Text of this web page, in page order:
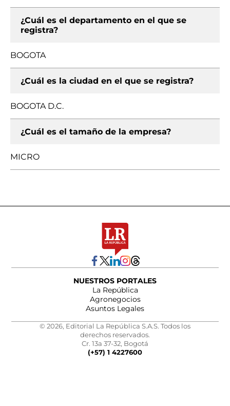
¿Cuál es el departamento en el que se
registra?
BOGOTA
¿Cuál es la ciudad en el que se registra?
BOGOTA D.C.
¿Cuál es el tamaño de la empresa?
MICRO
NUESTROS PORTALES
La República
Agronegocios
Asuntos Legales
© 2026, Editorial La República S.A.S. Todos los
derechos reservados.
Cr. 13a 37-32, Bogotá
(+57) 1 4227600